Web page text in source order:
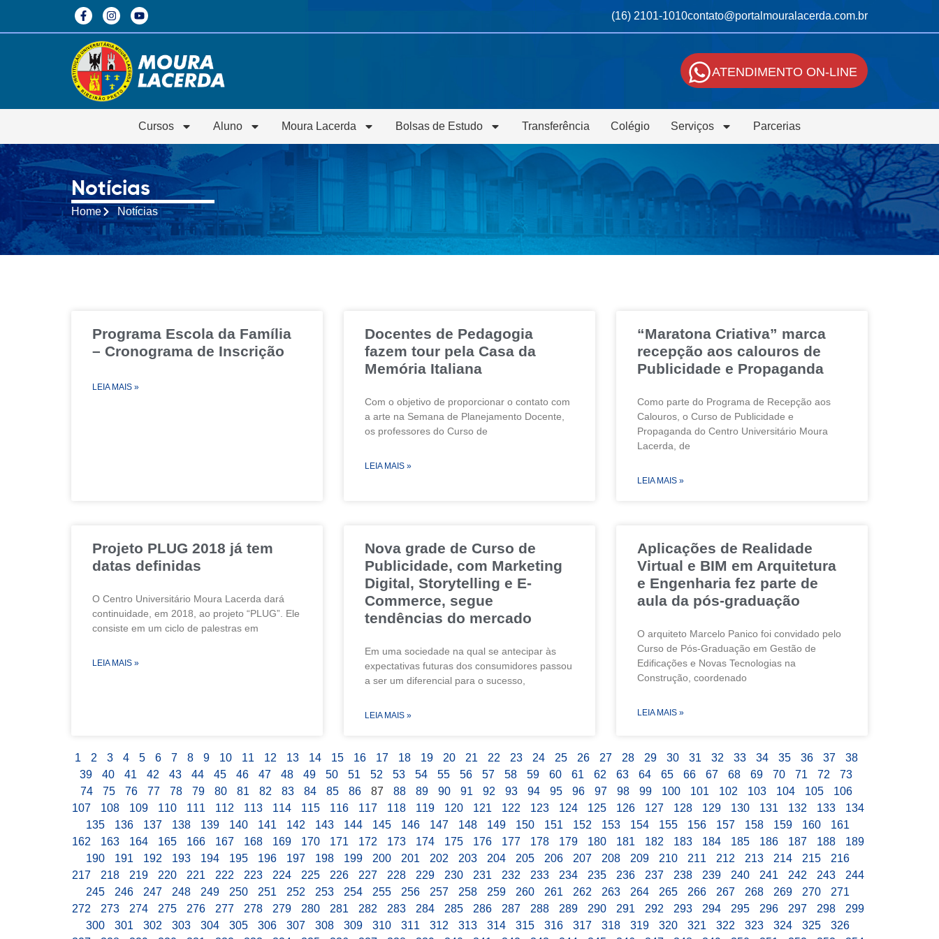
(16) 2101-1010contato@portalmouralacerda.com.br
ATENDIMENTO ON-LINE
Cursos Aluno Moura Lacerda Bolsas de Estudo Transferência Colégio Serviços Parcerias
Notícias
Home Notícias
Programa Escola da Família
– Cronograma de Inscrição
LEIA MAIS »
Docentes de Pedagogia
fazem tour pela Casa da
Memória Italiana
Com o objetivo de proporcionar o contato com
a arte na Semana de Planejamento Docente,
os professores do Curso de
LEIA MAIS »
“Maratona Criativa” marca
recepção aos calouros de
Publicidade e Propaganda
Como parte do Programa de Recepção aos
Calouros, o Curso de Publicidade e
Propaganda do Centro Universitário Moura
Lacerda, de
LEIA MAIS »
Projeto PLUG 2018 já tem
datas definidas
O Centro Universitário Moura Lacerda dará
continuidade, em 2018, ao projeto “PLUG”. Ele
consiste em um ciclo de palestras em
LEIA MAIS »
Nova grade de Curso de
Publicidade, com Marketing
Digital, Storytelling e E-
Commerce, segue
tendências do mercado
Em uma sociedade na qual se antecipar às
expectativas futuras dos consumidores passou
a ser um diferencial para o sucesso,
LEIA MAIS »
Aplicações de Realidade
Virtual e BIM em Arquitetura
e Engenharia fez parte de
aula da pós-graduação
O arquiteto Marcelo Panico foi convidado pelo
Curso de Pós-Graduação em Gestão de
Edificações e Novas Tecnologias na
Construção, coordenado
LEIA MAIS »
1 2 3 4 5 6 7 8 9 10 11 12 13 14 15 16 17 18 19 20 21 22 23 24 25 26 27 28 29 30 31 32 33 34 35 36 37
38
39
40 41 42 43 44 45 46 47 48 49 50 51 52 53 54 55 56 57 58 59 60 61 62 63 64 65 66 67 68 69 70 71 72
73
74
75 76 77 78 79 80 81 82 83 84 85 86 87 88 89 90 91 92 93 94 95 96 97 98 99 100 101 102 103 104 105
106
107
108 109 110 111 112 113 114 115 116 117 118 119 120 121 122 123 124 125 126 127 128 129 130 131 132 133
134
135
136 137 138 139 140 141 142 143 144 145 146 147 148 149 150 151 152 153 154 155 156 157 158 159 160
161
162
163 164 165 166 167 168 169 170 171 172 173 174 175 176 177 178 179 180 181 182 183 184 185 186 187 188
189
190
191 192 193 194 195 196 197 198 199 200 201 202 203 204 205 206 207 208 209 210 211 212 213 214 215
216
217
218 219 220 221 222 223 224 225 226 227 228 229 230 231 232 233 234 235 236 237 238 239 240 241 242 243
244
245
246 247 248 249 250 251 252 253 254 255 256 257 258 259 260 261 262 263 264 265 266 267 268 269 270
271
272
273 274 275 276 277 278 279 280 281 282 283 284 285 286 287 288 289 290 291 292 293 294 295 296 297 298
299
300
301 302 303 304 305 306 307 308 309 310 311 312 313 314 315 316 317 318 319 320 321 322 323 324 325
326